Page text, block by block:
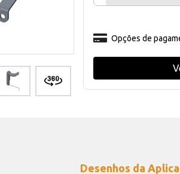
Opções de
Desenhos da